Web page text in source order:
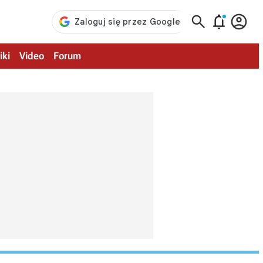
  
Video Forum